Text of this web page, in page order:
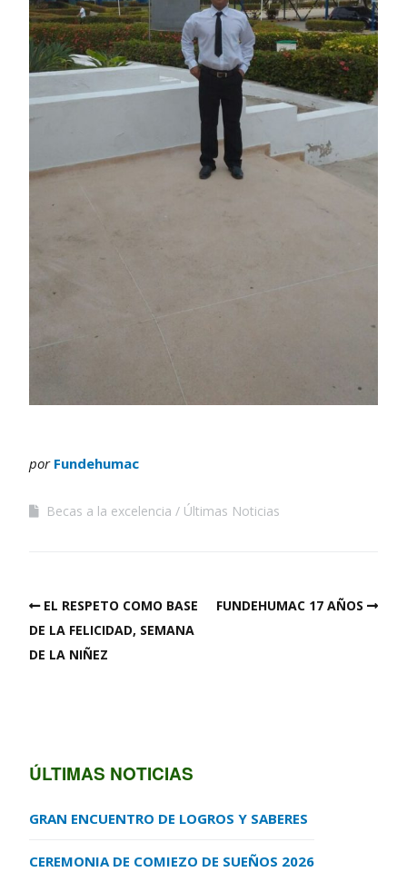
por Fundehumac
Becas a la excelencia Últimas Noticias
EL RESPETO COMO BASE
DE LA FELICIDAD, SEMANA
DE LA NIÑEZ
FUNDEHUMAC 17 AÑOS
ÚLTIMAS NOTICIAS
GRAN ENCUENTRO DE LOGROS Y SABERES
CEREMONIA DE COMIEZO DE SUEÑOS 2026